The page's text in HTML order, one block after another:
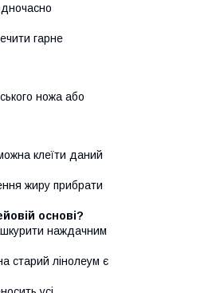
гарне
ножа або
клеїти даний
жиру прибрати
основі?
наждачним
старий лінолеум є